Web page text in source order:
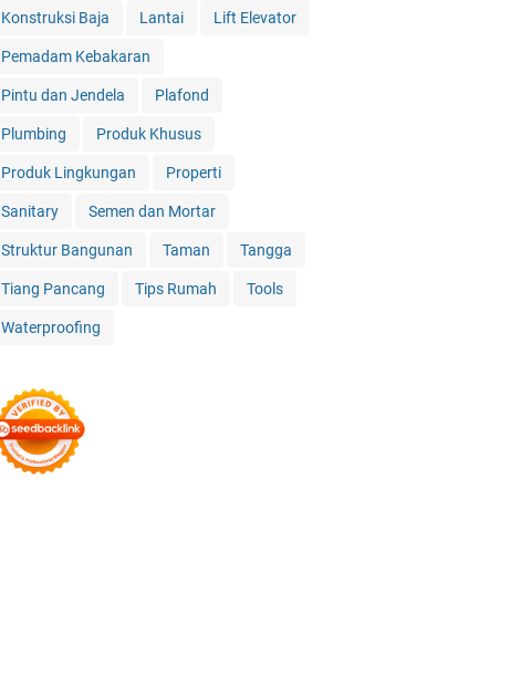
Konstruksi Baja Lantai Lift Elevator
Pemadam Kebakaran
Pintu dan Jendela Plafond
Plumbing Produk Khusus
Produk Lingkungan Properti
Sanitary Semen dan Mortar
Struktur Bangunan Taman Tangga
Tiang Pancang Tips Rumah Tools
Waterproofing